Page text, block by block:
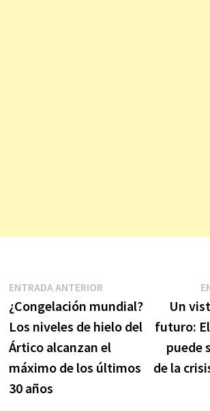
Navegación
de
entradas
ENTRADA ANTERIOREntrada
anterior:
¿Congelación mundial?
Los niveles de hielo del
Ártico alcanzan el
máximo de los últimos
30 años
Un
futuro:
puede
de la